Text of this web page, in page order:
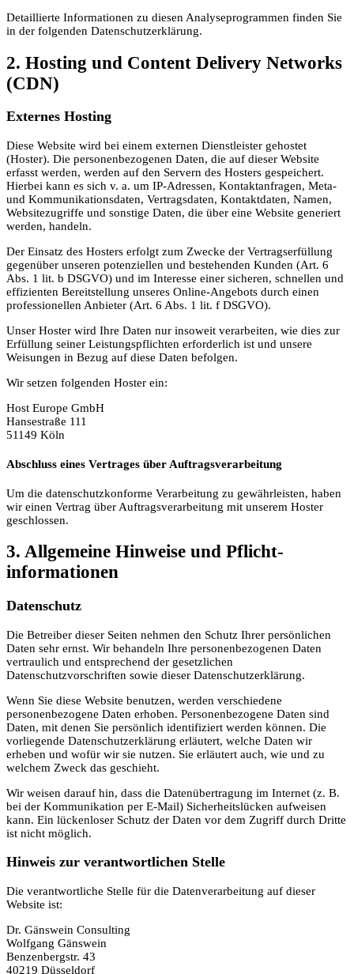
Detaillierte Informationen zu diesen Analyseprogrammen finden Sie
in der folgenden Datenschutzerklärung.
2. Hosting und Content Delivery Networks
(CDN)
Externes Hosting
Diese Website wird bei einem externen Dienstleister gehostet
(Hoster). Die personenbezogenen Daten, die auf dieser Website
erfasst werden, werden auf den Servern des Hosters gespeichert.
Hierbei kann es sich v. a. um IP-Adressen, Kontaktanfragen, Meta-
und Kommunikationsdaten, Vertragsdaten, Kontaktdaten, Namen,
Websitezugriffe und sonstige Daten, die über eine Website generiert
werden, handeln.
Der Einsatz des Hosters erfolgt zum Zwecke der Vertragserfüllung
gegenüber unseren potenziellen und bestehenden Kunden (Art. 6
Abs. 1 lit. b DSGVO) und im Interesse einer sicheren, schnellen und
effizienten Bereitstellung unseres Online-Angebots durch einen
professionellen Anbieter (Art. 6 Abs. 1 lit. f DSGVO).
Unser Hoster wird Ihre Daten nur insoweit verarbeiten, wie dies zur
Erfüllung seiner Leistungspflichten erforderlich ist und unsere
Weisungen in Bezug auf diese Daten befolgen.
Wir setzen folgenden Hoster ein:
Host Europe GmbH
Hansestraße 111
51149 Köln
Abschluss eines Vertrages über Auftragsverarbeitung
Um die datenschutzkonforme Verarbeitung zu gewährleisten, haben
wir einen Vertrag über Auftragsverarbeitung mit unserem Hoster
geschlossen.
3. Allgemeine Hinweise und Pflicht­
informationen
Datenschutz
Die Betreiber dieser Seiten nehmen den Schutz Ihrer persönlichen
Daten sehr ernst. Wir behandeln Ihre personenbezogenen Daten
vertraulich und entsprechend der gesetzlichen
Datenschutzvorschriften sowie dieser Datenschutzerklärung.
Wenn Sie diese Website benutzen, werden verschiedene
personenbezogene Daten erhoben. Personenbezogene Daten sind
Daten, mit denen Sie persönlich identifiziert werden können. Die
vorliegende Datenschutzerklärung erläutert, welche Daten wir
erheben und wofür wir sie nutzen. Sie erläutert auch, wie und zu
welchem Zweck das geschieht.
Wir weisen darauf hin, dass die Datenübertragung im Internet (z. B.
bei der Kommunikation per E-Mail) Sicherheitslücken aufweisen
kann. Ein lückenloser Schutz der Daten vor dem Zugriff durch Dritte
ist nicht möglich.
Hinweis zur verantwortlichen Stelle
Die verantwortliche Stelle für die Datenverarbeitung auf dieser
Website ist:
Dr. Gänswein Consulting
Wolfgang Gänswein
Benzenbergstr. 43
40219 Düsseldorf